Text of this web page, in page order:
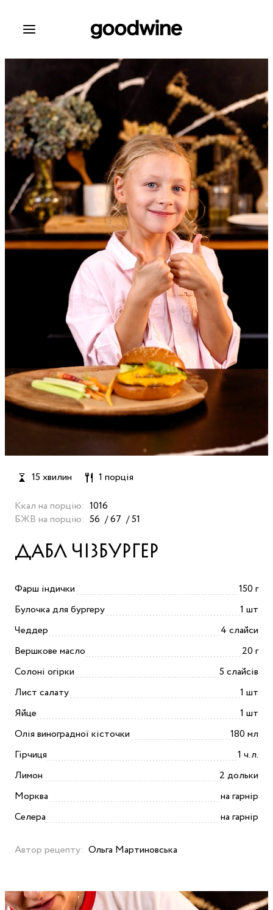
15 хвилин 1 порція
Ккал на порцію: 1016
БЖВ на порцію: 56 67 51
ДАБЛ ЧІЗБУРГЕР
Фарш індички
150 г
Булочка для бургеру
1 шт
Чеддер
4 слайси
Вершкове масло
20 г
Солоні огірки
5 слайсів
Лист салату
1 шт
Яйце
1 шт
Олія виноградної кісточки
180 мл
Гірчиця
1 ч.л.
Лимон
2 дольки
Морква
на гарнір
Селера
на гарнір
Автор рецепту: Ольга Мартиновська